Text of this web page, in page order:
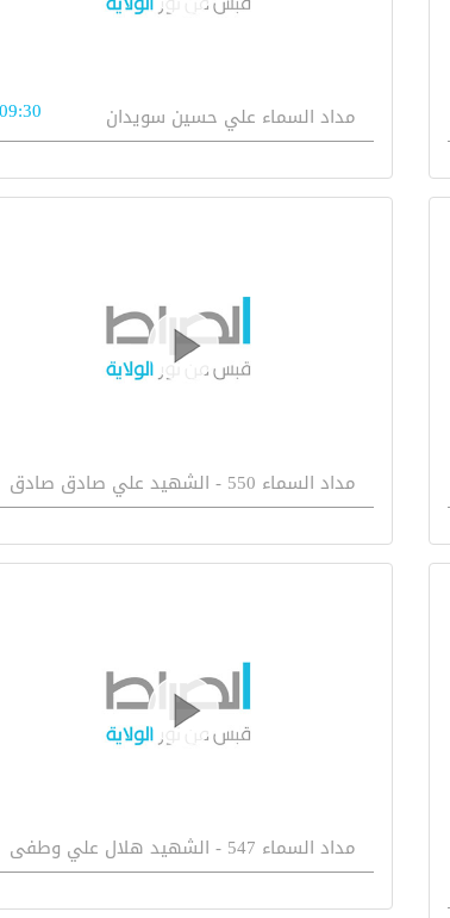
مداد السماء علي حسين سويدان 09:30
مداد السماء 550 - الشهيد علي صادق صادق
مداد السماء 547 - الشهيد هلال علي وطفى